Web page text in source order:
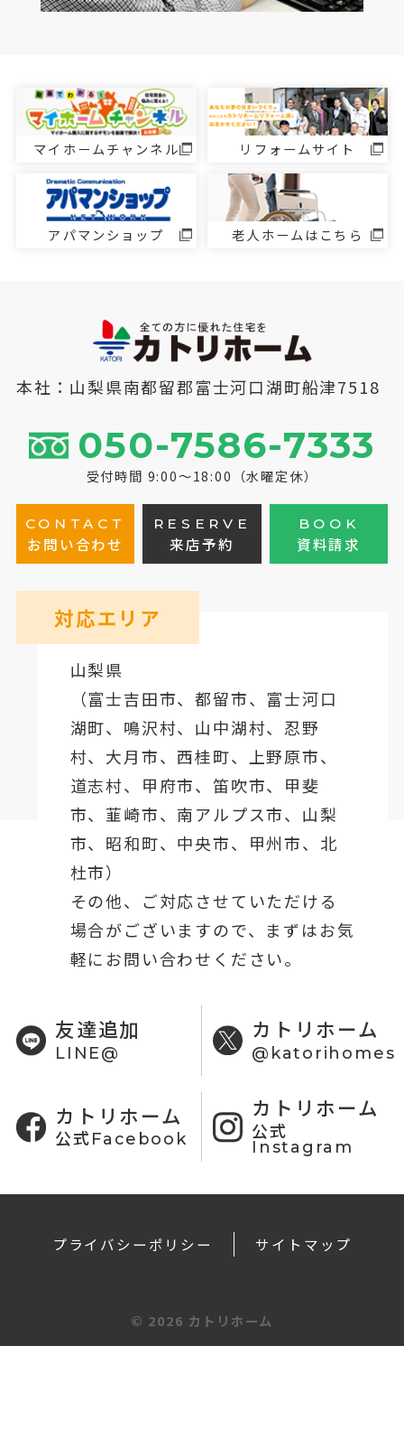
マイホームチャンネル リフォームサイト
アパマンショップ 老人ホームはこちら
本社：山梨県南都留郡富士河口湖町船津7518
050-7586-7333
受付時間 9:00～18:00（水曜定休）
CONTACT
お問い合わせ
RESERVE
来店予約
BOOK
資料請求
対応エリア
山梨県
（富士吉田市、都留市、 富士河口
湖町、鳴沢村、山中湖村、忍野
村、 大月市、西桂町、上野原市、
道志村、 甲府市、笛吹市、甲斐
市、韮崎市、南アルプス市、山梨
市、昭和町、中央市、甲州市、北
杜市）
その他、ご対応させていただける
場合がございますので、まずはお気
軽にお問い合わせください。
友達追加
LINE@
カトリホーム
@katorihomes
カトリホーム
公式Facebook
カトリホーム
公式
Instagram
プライバシーポリシー サイトマップ
© 2026 カトリホーム